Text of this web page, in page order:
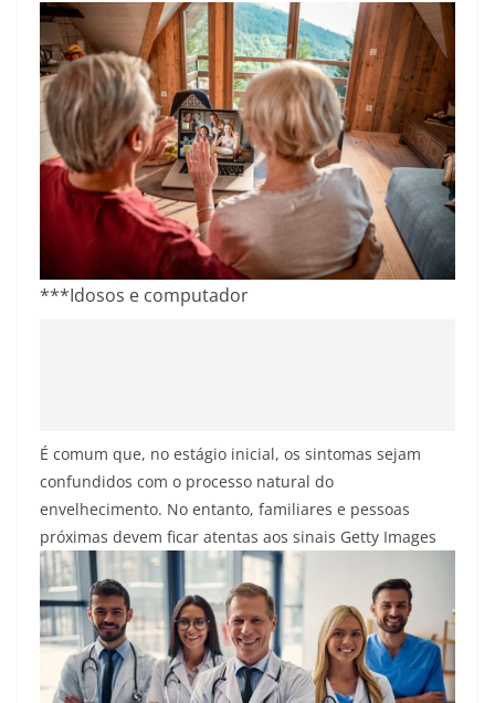
***Idosos e computador
É comum que, no estágio inicial, os sintomas sejam
confundidos com o processo natural do
envelhecimento. No entanto, familiares e pessoas
próximas devem ficar atentas aos sinais Getty Images